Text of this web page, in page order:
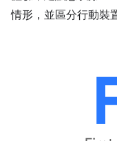
情形，並區分行動裝